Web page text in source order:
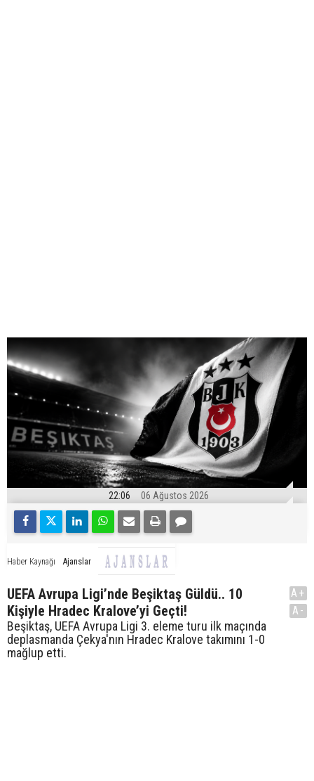
22:06 06 Ağustos 2026
Haber Kaynağı Ajanslar
UEFA Avrupa Ligi’nde Beşiktaş Güldü.. 10
Kişiyle Hradec Kralove’yi Geçti!
Beşiktaş, UEFA Avrupa Ligi 3. eleme turu ilk maçında
deplasmanda Çekya'nın Hradec Kralove takımını 1-0
mağlup etti.
A+
A-